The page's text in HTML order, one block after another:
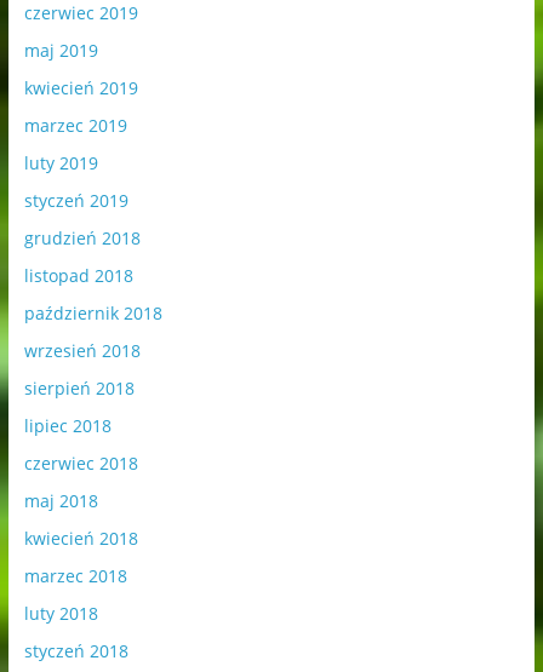
czerwiec 2019
maj 2019
kwiecień 2019
marzec 2019
luty 2019
styczeń 2019
grudzień 2018
listopad 2018
październik 2018
wrzesień 2018
sierpień 2018
lipiec 2018
czerwiec 2018
maj 2018
kwiecień 2018
marzec 2018
luty 2018
styczeń 2018